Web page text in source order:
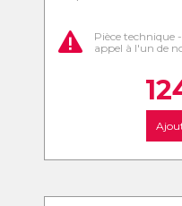
Pièce technique
appel à l'un de